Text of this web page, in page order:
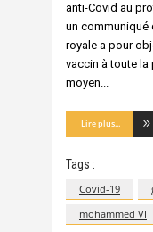
anti-Covid au
un communiqué
royale a pour
vaccin à toute
moyen
Lire plus...
Tags :
Covid-19
mohammed VI